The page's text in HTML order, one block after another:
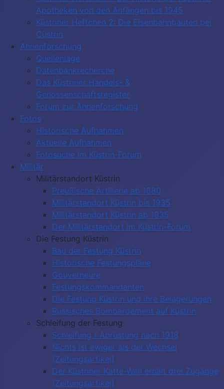
Apotheken von den Anfängen bis 1945
Küstriner Heftchen 2: Die Eisenbahnbauten bei
Cüstrin
Ahnenforschung
Quellenlage
Datenbankrecherche
Das Küstriner Handels- &
Genossenschaftsregister
Forum zur Ahnenforschung
Fotos
Historische Aufnahmen
Aktuelle Aufnahmen
Fotosuche im Küstrin-Forum
Militär
Militärstandort Küstrin
Preußische Artillerie ab 1680
Militärstandort Küstrin bis 1935
Militärstandort Küstrin ab 1935
Der Militärstandort im Küstrin-Forum
Die Festung Küstrin
Bau der Festung Küstrin
Historische Festungspläne
Gouverneure
Festungskommandanten
Die Festung Küstrin und ihre Belagerungen
Russisches Bombardement auf Küstrin
Schleifung der Festung
Schleifung / Abrüstung nach 1918
Nichts ist ewiger als der Wechsel
(Zeitungsartikel)
Der Küstriner Katte-Wall erhält drei Zugänge
(Zeitungsartikel)